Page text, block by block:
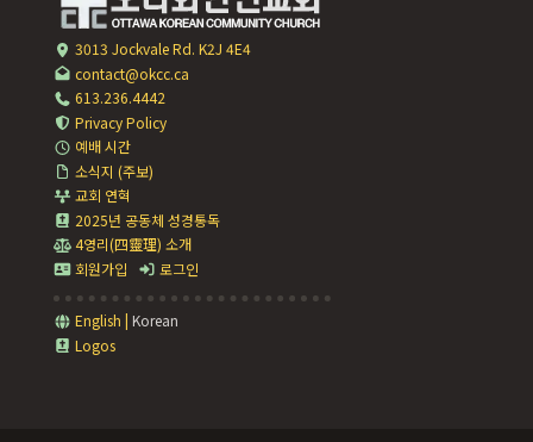
3013 Jockvale Rd. K2J 4E4
contact@okcc.ca
613.236.4442
Privacy Policy
예배 시간
소식지 (주보)
교회 연혁
2025년 공동체 성경통독
4영리(四靈理) 소개
회원가입
로그인
English | Korean
Logos